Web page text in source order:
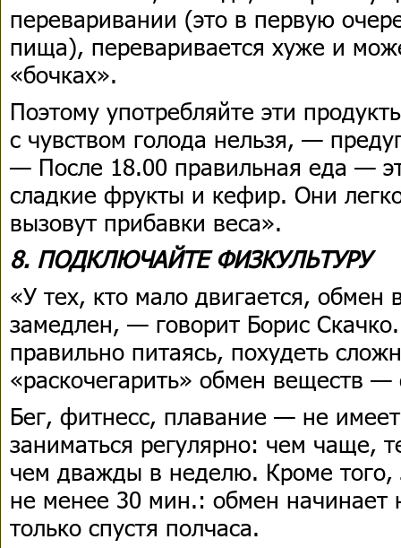
переваривании (это в первую
пища), переваривается хуже и
«бочках».
Поэтому употребляйте эти
с чувством голода нельзя, —
— После 18.00 правильная еда —
сладкие фрукты и кефир. Они
вызовут прибавки веса».
8. ПОДКЛЮЧАЙТЕ ФИЗКУЛЬТУРУ
«У тех, кто мало двигается, обмен
замедлен, — говорит Борис
правильно питаясь, похудеть
«раскочегарить» обмен веществ —
Бег, фитнесс, плавание — не
заниматься регулярно: чем чаще,
чем дважды в неделю. Кроме того,
не менее 30 мин.: обмен начинает
только спустя полчаса.